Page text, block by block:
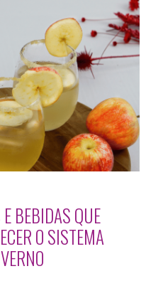
BEBIDAS QUE
O SISTEMA